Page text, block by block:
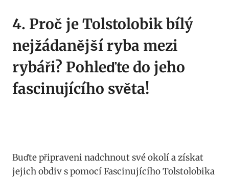
4. Proč ​je ⁣Tolstolobik bílý
nejžádanější ⁤ryba mezi ​
rybáři? Pohleďte do‌ jeho
fascinujícího světa!
Buďte připraveni ⁤nadchnout své okolí a získat
jejich obdiv s pomocí‍ Fascinujícího Tolstolobika